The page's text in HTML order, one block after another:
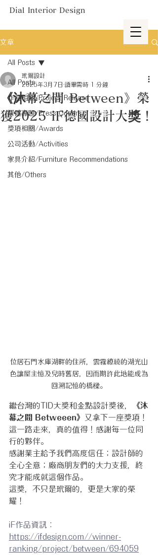
Dial Interior Design
文章
All Posts
作品相關/Project Release
媒體專題/Press Covers
獎項相關/Awards
公司活動/Activities
家具介紹/Furniture Recommendations
其他/Others
All Posts
《沐幕之間 Between》榮
獲2025 iF德國設計大獎！
玳爾設計
2025年3月7日 讀畢需時 1 分鐘
位居石門水庫湖畔的住所，雲霧繚繞的湖光山
色讓屋主憶及兒時舊居，因而期許此地能成為
回溯記憶的橋樑。
繼台灣的TID大獎和金點設計獎後，
《沐
幕之間 Betweeen》
又拿下一座獎項！
這一路走來，真的值得！感謝每一位同
行的夥伴。
感謝業主給予我們高度信任；設計師的
全心全意；廠商朋友們的大力支援，終
究才能成就這個作品。
這獎，不只是玳爾的，更是大家的榮
耀！
iF作品資訊：
https://ifdesign.com//winner-
ranking/project/between/694059